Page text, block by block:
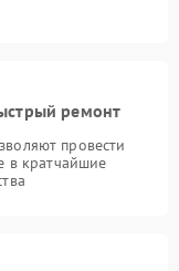
ремонт
провести
в кратчайшие